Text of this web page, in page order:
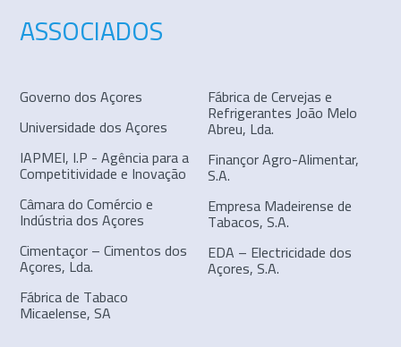
ASSOCIADOS
Governo dos Açores
Universidade dos Açores
IAPMEI, I.P - Agência para a
Competitividade e Inovação
Câmara do Comércio e
Indústria dos Açores
Cimentaçor – Cimentos dos
Açores, Lda.
Fábrica de Tabaco
Micaelense, SA
Fábrica de Cervejas e
Refrigerantes João Melo
Abreu, Lda.
Finançor Agro-Alimentar,
S.A.
Empresa Madeirense de
Tabacos, S.A.
EDA – Electricidade dos
Açores, S.A.